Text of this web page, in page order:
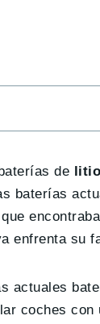
de
baterías
enfrenta su
actuales
coches